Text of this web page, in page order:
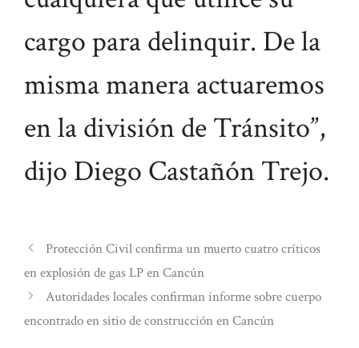
cargo para delinquir. De la
misma manera actuaremos
en la división de Tránsito”,
dijo Diego Castañón Trejo.
Protección Civil confirma un muerto cuatro críticos
en explosión de gas LP en Cancún
Autoridades locales confirman informe sobre cuerpo
encontrado en sitio de construcción en Cancún